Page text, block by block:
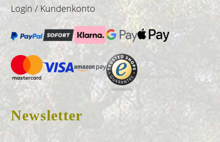
Login / Kundenkonto
Newsletter